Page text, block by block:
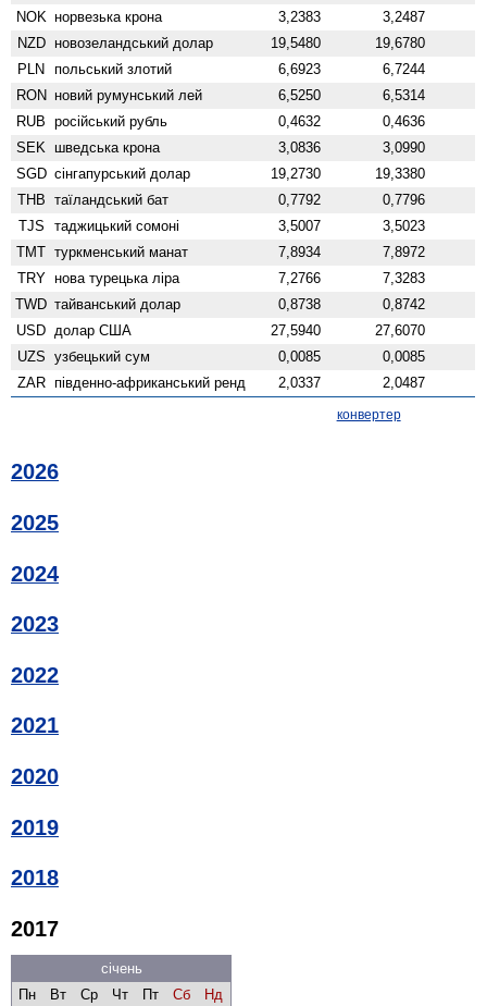
NOK норвезька крона 3,2383
3,2487
NZD
ново­зеландський долар 19,5480
19,6780
PLN
польський злотий 6,6923
6,7244
RON новий румунський лей 6,5250
6,5314
RUB
російський рубль 0,4632
0,4636
SEK
шведська крона 3,0836
3,0990
SGD сінгапурський долар 19,2730
19,3380
THB
таїландський бат 0,7792
0,7796
TJS
таджицький сомоні 3,5007
3,5023
TMT туркменський манат 7,8934
7,8972
TRY нова турецька ліра 7,2766
7,3283
TWD тайванський долар 0,8738
0,8742
USD долар США 27,5940
27,6070
UZS
узбецький сум 0,0085
0,0085
ZAR південно-африканський ренд 2,0337 2,0487
конвертер
2026
2025
2024
2023
2022
2021
2020
2019
2018
2017
січень
Пн
Вт Ср Чт Пт Сб Нд